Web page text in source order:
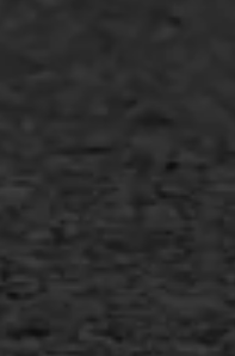
Gietasfalt reparatie